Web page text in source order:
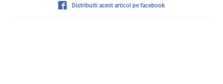
Distribuiti acest articol pe facebook